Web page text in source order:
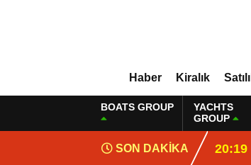
Haber Kiralık
BOATS GROUP
YACHTS
GROUP
SON DAKİKA 20:19